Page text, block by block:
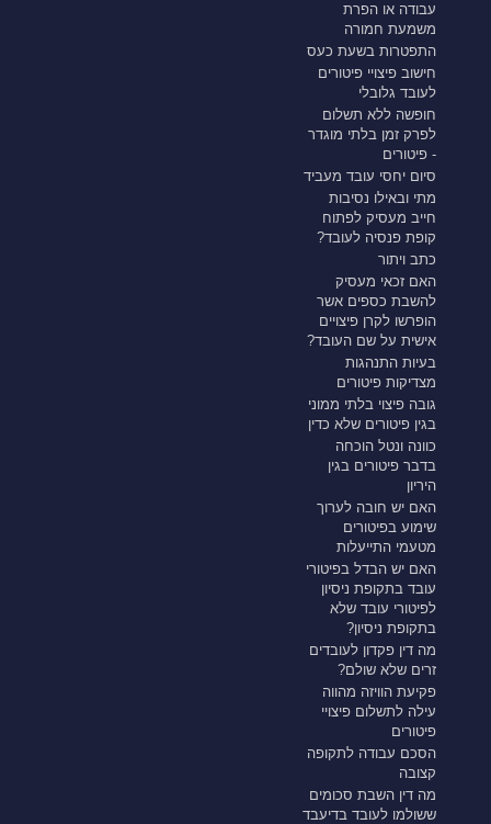
עבודה או הפרת
משמעת חמורה
התפטרות בשעת כעס
חישוב פיצויי פיטורים
לעובד גלובלי
חופשה ללא תשלום
לפרק זמן בלתי מוגדר
- פיטורים
סיום יחסי עובד מעביד
מתי ובאילו נסיבות
חייב מעסיק לפתוח
קופת פנסיה לעובד?
כתב ויתור
האם זכאי מעסיק
להשבת כספים אשר
הופרשו לקרן פיצויים
אישית על שם העובד?
בעיות התנהגות
מצדיקות פיטורים
גובה פיצוי בלתי ממוני
בגין פיטורים שלא כדין
כוונה ונטל הוכחה
בדבר פיטורים בגין
היריון
האם יש חובה לערוך
שימוע בפיטורים
מטעמי התייעלות
האם יש הבדל בפיטורי
עובד בתקופת ניסיון
לפיטורי עובד שלא
בתקופת ניסיון?
מה דין פקדון לעובדים
זרים שלא שולם?
פקיעת הוויזה מהווה
עילה לתשלום פיצויי
פיטורים
הסכם עבודה לתקופה
קצובה
מה דין השבת סכומים
ששולמו לעובד בדיעבד